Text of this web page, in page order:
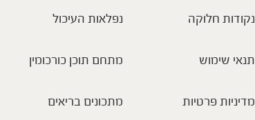
נקודות חלוקה
תנאי שימוש
מדיניות פרטיות
נפלאות העיכול
מתחם תוכן כורכומין
מתכונים בריאים